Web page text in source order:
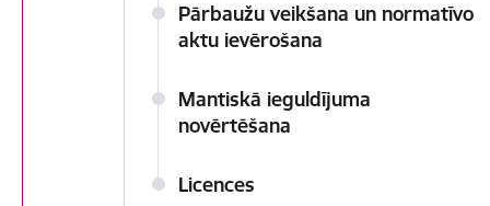
Pārbaužu veikšana un normatīvo
aktu ievērošana
Mantiskā ieguldījuma
novērtēšana
Licences